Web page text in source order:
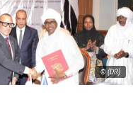
© (DR)